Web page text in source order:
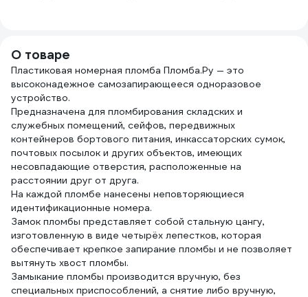
О товаре
Пластиковая номерная пломба Пломба.Ру — это
высоконадежное самозапирающееся одноразовое
устройство.
Предназначена для пломбирования складских и
служебных помещений, сейфов, передвижных
контейнеров бортового питания, инкассаторских сумок,
почтовых посылок и других объектов, имеющих
несовпадающие отверстия, расположенные на
расстоянии друг от друга.
На каждой пломбе нанесены неповторяющиеся
идентификационные номера.
Замок пломбы представляет собой стальную цангу,
изготовленную в виде четырёх лепестков, которая
обеспечивает крепкое запирание пломбы и не позволяет
вытянуть хвост пломбы.
Замыкание пломбы производится вручную, без
специальных приспособлений, а снятие либо вручную,